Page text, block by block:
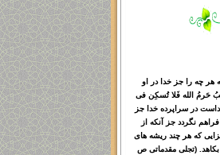
هر چه را جز خدا در او
حَرمُ الله فَلا تُسکِن فی
در سراپرده خدا جز
نگردد جز آنکه از
که هر چند ریشه های
(تجلی مقدماتی ص